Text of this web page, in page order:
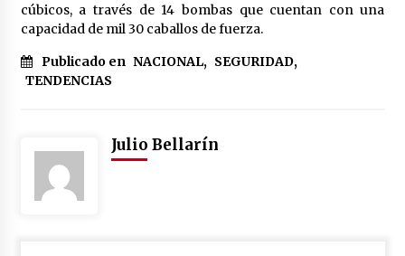
cúbicos, a través de 14 bombas que cuentan con una
capacidad de mil 30 caballos de fuerza.
Publicado en NACIONAL, SEGURIDAD,
TENDENCIAS
Julio Bellarín